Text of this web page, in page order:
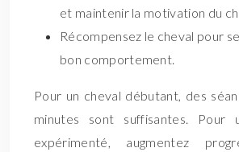
et maintenir la motivation du
Récompensez le cheval pour
bon comportement.
Pour un cheval débutant, des
minutes sont suffisantes. Pour
expérimenté, augmentez